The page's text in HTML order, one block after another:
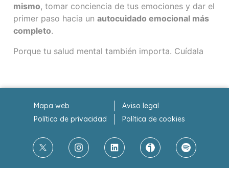
mismo, tomar conciencia de tus emociones y dar el
primer paso hacia unautocuidado emocional más
completo.
Porque tu salud mental también importa. Cuídala
Mapa web
Aviso legal
Política de privacidad
Política de cookies